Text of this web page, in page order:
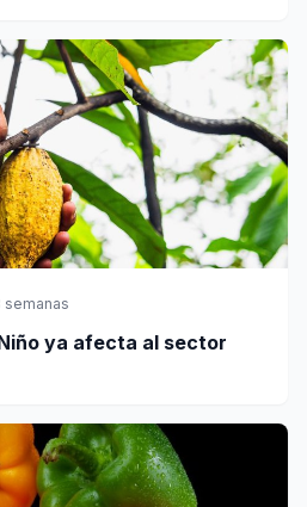
semanas
ya afecta al sector